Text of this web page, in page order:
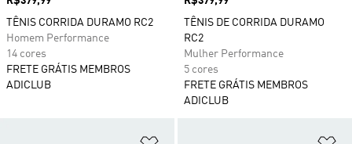
TÊNIS CORRIDA DURAMO RC2
Homem Performance
14 cores
FRETE GRÁTIS MEMBROS
ADICLUB
TÊNIS DE CORRIDA DURAMO
RC2
Mulher Performance
5 cores
FRETE GRÁTIS MEMBROS
ADICLUB